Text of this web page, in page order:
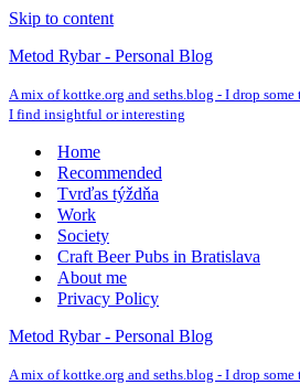
Skip to content
Metod Rybar - Personal Blog
A mix of kottke.org and seths.blog - I drop some
I find insightful or interesting
Home
Recommended
Tvrďas týždňa
Work
Society
Craft Beer Pubs in Bratislava
About me
Privacy Policy
Metod Rybar - Personal Blog
A mix of kottke.org and seths.blog - I drop some